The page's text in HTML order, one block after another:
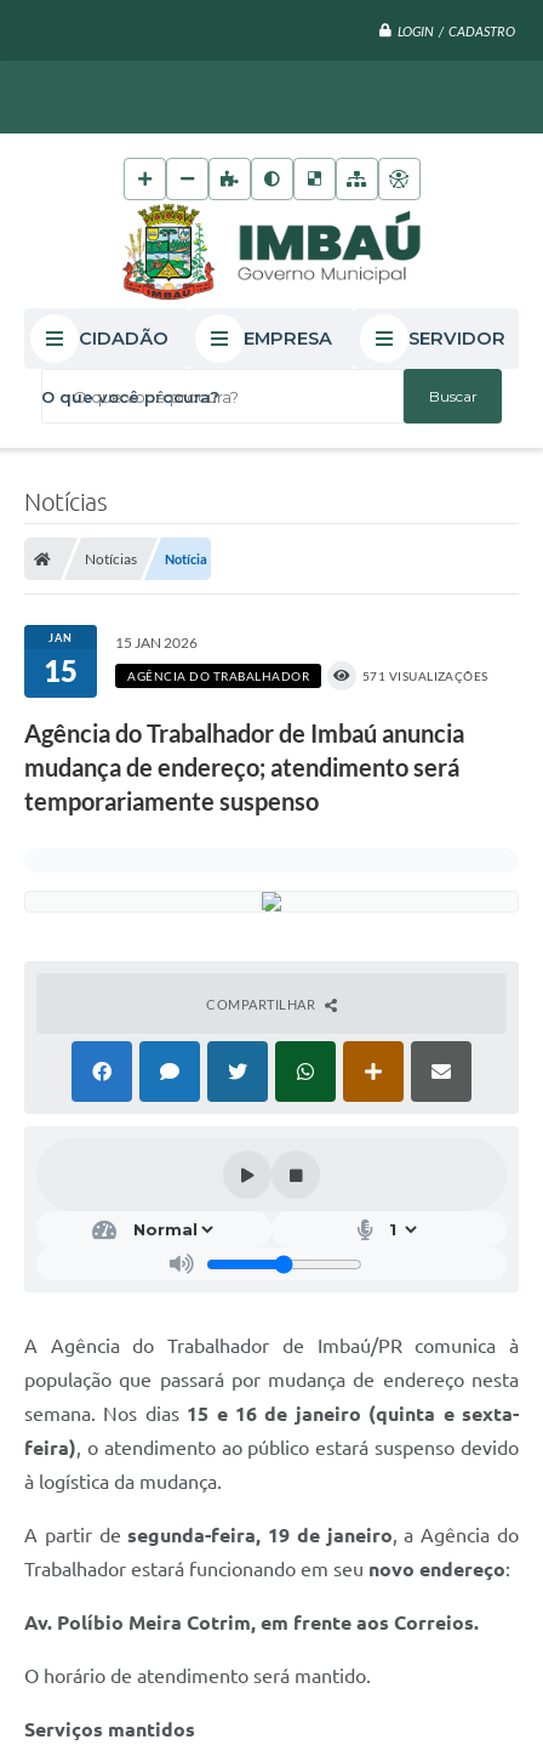
LOGIN / CADASTRO
O que você procura?
CIDADÃO EMPRESA SERVIDOR
Notícias
Notícias Notícia
JAN
15
15 JAN 2026
AGÊNCIA DO TRABALHADOR 571 VISUALIZAÇÕES
Agência do Trabalhador de Imbaú anuncia
mudança de endereço; atendimento será
temporariamente suspenso
COMPARTILHAR
A Agência do Trabalhador de Imbaú/PR comunica à
população que passará por mudança de endereço nesta
semana. Nos dias 15 e 16 de janeiro (quinta e sexta-
feira), o atendimento ao público estará suspenso devido
à logística da mudança.
A partir desegunda-feira, 19 de janeiro, a Agência do
Trabalhador estará funcionando em seu novo endereço:
Av. Políbio Meira Cotrim, em frente aos Correios.
O horário de atendimento será mantido.
Serviços mantidos